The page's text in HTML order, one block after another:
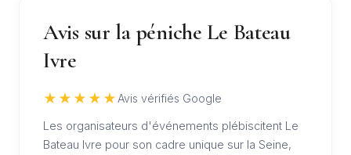
Avis sur la péniche Le Bateau
Ivre
★★★★★ Avis vérifiés Google
Les organisateurs d'événements plébiscitent Le
Bateau Ivre pour son cadre unique sur la Seine,